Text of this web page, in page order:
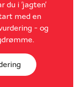
du i 'jagten'
med en
- og